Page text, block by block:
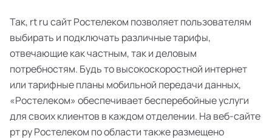
Так, rt ru сайт Ростелеком позволяет пользователям
выбирать и подключать различные тарифы,
отвечающие как частным, так и деловым
потребностям. Будь то высокоскоростной интернет
или тарифные планы мобильной передачи данных,
«Ростелеком» обеспечивает бесперебойные услуги
для своих клиентов в каждом отделении. На веб-сайте
рт ру Ростелеком по области также размещено